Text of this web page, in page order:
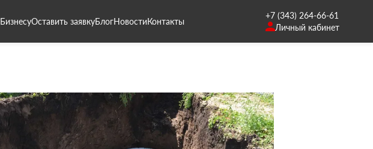
БизнесуОставить заявкуБлогНовостиКонтакты
+7 (343) 264-66-61
Личный кабинет